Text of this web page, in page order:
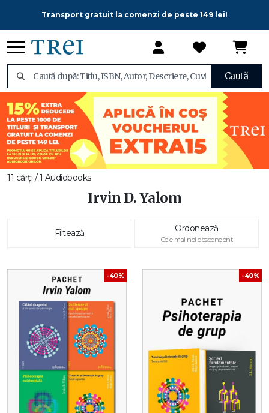
Transport gratuit la comenzi de peste 149 lei!
Caută
11 cărți / 1 Audiobooks
Irvin D. Yalom
Filtează Ordonează
Cele mai noi descendent
-40% -40%